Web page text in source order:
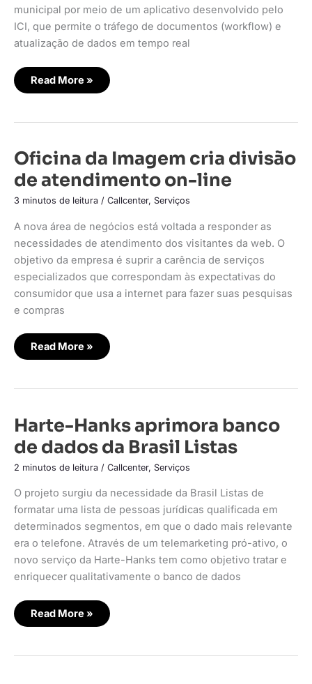
municipal por meio de um aplicativo desenvolvido pelo
ICI, que permite o tráfego de documentos (workflow) e
atualização de dados em tempo real
Read More »
Oficina da Imagem cria divisão
de atendimento on-line
3 minutos de leitura / Callcenter, Serviços
A nova área de negócios está voltada a responder as
necessidades de atendimento dos visitantes da web. O
objetivo da empresa é suprir a carência de serviços
especializados que correspondam às expectativas do
consumidor que usa a internet para fazer suas pesquisas
e compras
Oficina
da
Imagem
cria
divisão
de
line
Read More »
Harte-Hanks aprimora banco
de dados da Brasil Listas
2 minutos de leitura / Callcenter, Serviços
O projeto surgiu da necessidade da Brasil Listas de
formatar uma lista de pessoas jurídicas qualificada em
determinados segmentos, em que o dado mais relevante
era o telefone. Através de um telemarketing pró-ativo, o
novo serviço da Harte-Hanks tem como objetivo tratar e
enriquecer qualitativamente o banco de dados
Harte-
Hanks
aprimora
banco
de
dados
Brasil
Listas
Read More »